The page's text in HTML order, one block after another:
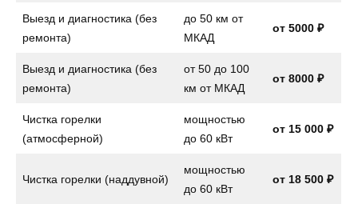
Выезд и диагностика (без
ремонта)
до 50 км от
МКАД
от 5000 ₽
Выезд и диагностика (без
ремонта)
от 50 до 100
км от МКАД
от 8000 ₽
Чистка горелки
(атмосферной)
мощностью
до 60 кВт
от 15 000 ₽
Чистка горелки (наддувной)
мощностью
до 60 кВт
от 18 500 ₽